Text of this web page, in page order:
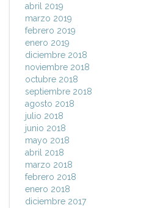
abril 2019
marzo 2019
febrero 2019
enero 2019
diciembre 2018
noviembre 2018
octubre 2018
septiembre 2018
agosto 2018
julio 2018
junio 2018
mayo 2018
abril 2018
marzo 2018
febrero 2018
enero 2018
diciembre 2017